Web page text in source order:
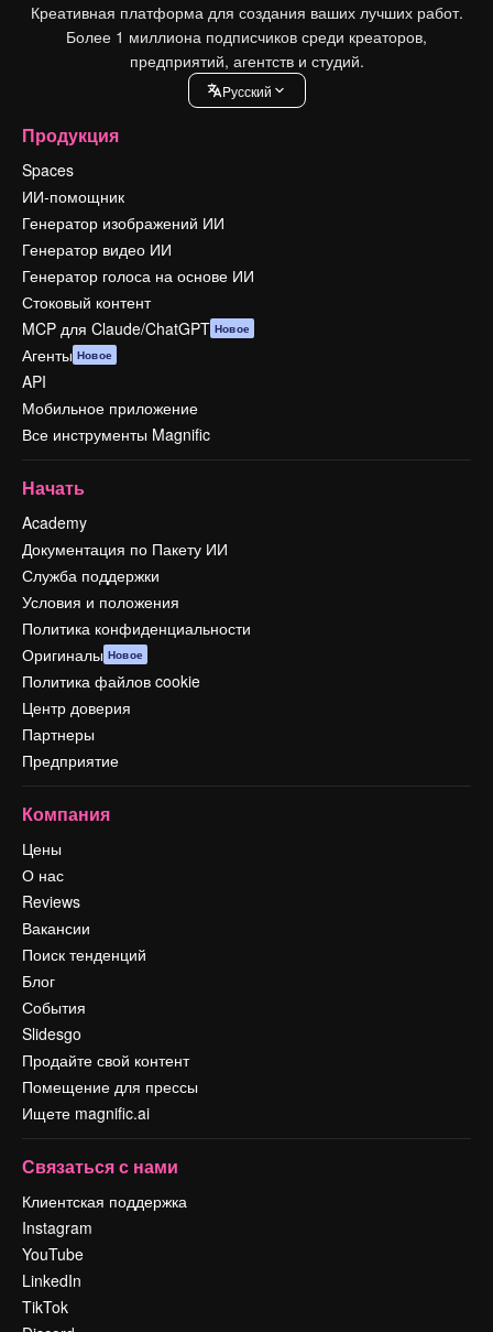
Креативная платформа для создания ваших лучших работ.
Более 1 миллиона подписчиков среди креаторов,
предприятий, агентств и студий.
Pусский
Продукция
Spaces
ИИ-помощник
Генератор изображений ИИ
Генератор видео ИИ
Генератор голоса на основе ИИ
Стоковый контент
MCP для Claude/ChatGPT Новое
Агенты Новое
API
Мобильное приложение
Все инструменты Magnific
Начать
Academy
Документация по Пакету ИИ
Служба поддержки
Условия и положения
Политика конфиденциальности
Оригиналы Новое
Политика файлов cookie
Центр доверия
Партнеры
Предприятие
Компания
Цены
О нас
Reviews
Вакансии
Поиск тенденций
Блог
События
Slidesgo
Продайте свой контент
Помещение для прессы
Ищете magnific.ai
Связаться с нами
Клиентская поддержка
Instagram
YouTube
LinkedIn
TikTok